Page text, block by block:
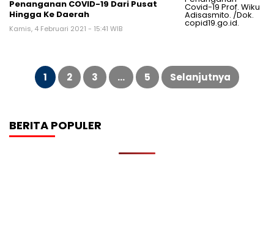
Penanganan COVID-19 Dari Pusat
Hingga Ke Daerah
Kamis, 4 Februari 2021 - 15:41 WIB
Paginasi
pos
1 2 3 … 5 Selanjutnya
BERITA POPULER